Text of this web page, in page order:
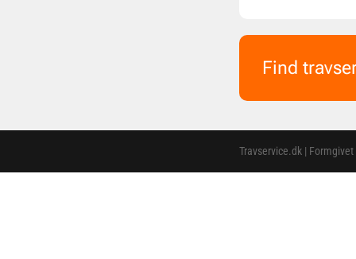
Find
Travservice.dk |